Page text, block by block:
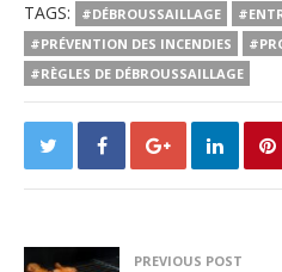
TAGS: #DÉBROUSSAILLAGE
#PRÉVENTION DES INCENDIES
#RÈGLES DE DÉBROUSSAILLAGE
PREVIOUS POST